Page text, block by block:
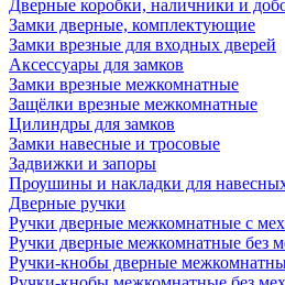
Дверные коробки, наличники и
Замки дверные, комплектующие
Замки врезные для входных дверей
Аксессуары для замков
Замки врезные межкомнатные
Защёлки врезные межкомнатные
Цилиндры для замков
Замки навесные и тросовые
Задвижки и запоры
Проушины и накладки для
Дверные ручки
Ручки дверные межкомнатные с
Ручки дверные межкомнатные без
Ручки-кнобы дверные